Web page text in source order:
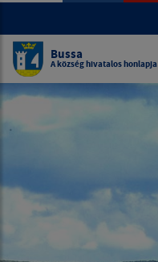
Bussa
A község hivatalos honlapja